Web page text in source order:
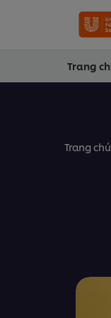
Trang
Trang chủ